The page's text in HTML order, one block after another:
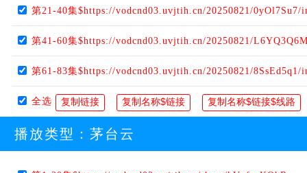
第21-40集$https://vodcnd03.uvjtih.cn/20250821/0yOl7Su7/
第41-60集$https://vodcnd03.uvjtih.cn/20250821/
第61-83集$https://vodcnd03.uvjtih.cn/20250821/8SsEd5q1/
全选
播放类型： 茅台云